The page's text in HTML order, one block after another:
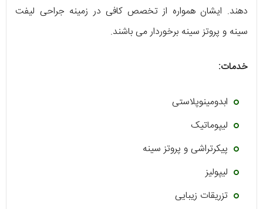
دهند. ایشان همواره از تخصص کافی در زمینه جراحی لیفت
سینه و پروتز سینه برخوردار می باشند.
خدمات:
ابدومینوپلاستی
لیپوماتیک
پیکرتراشی و پروتز سینه
لیپولیز
تزریقات زیبایی